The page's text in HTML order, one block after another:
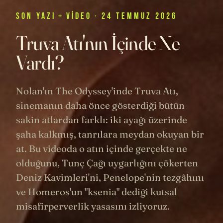
SON YAZI + VIDEO · 24 TEMMUZ 2026
Truva Atı'nın İçinde Ne
Vardı?
Nolan'ın The Odyssey'inde Truva Atı,
sinemanın daha önce gösterdiği bütün
sakin atlardan farklı: iki ayağı üzerinde
şaha kalkmış, tanrılara meydan okuyan bir
at. Bu videoda o atın içinde gerçekte ne
olduğunu, Tunç Çağı uygarlığını çökerten
Deniz Kavimleri'ni, Penelope'nin tezgâhını
ve Homeros'un "ksenia" dediği kutsal
misafirperverlik yasasını izliyoruz.